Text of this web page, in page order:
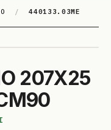
/ 440133.03ME
207X25